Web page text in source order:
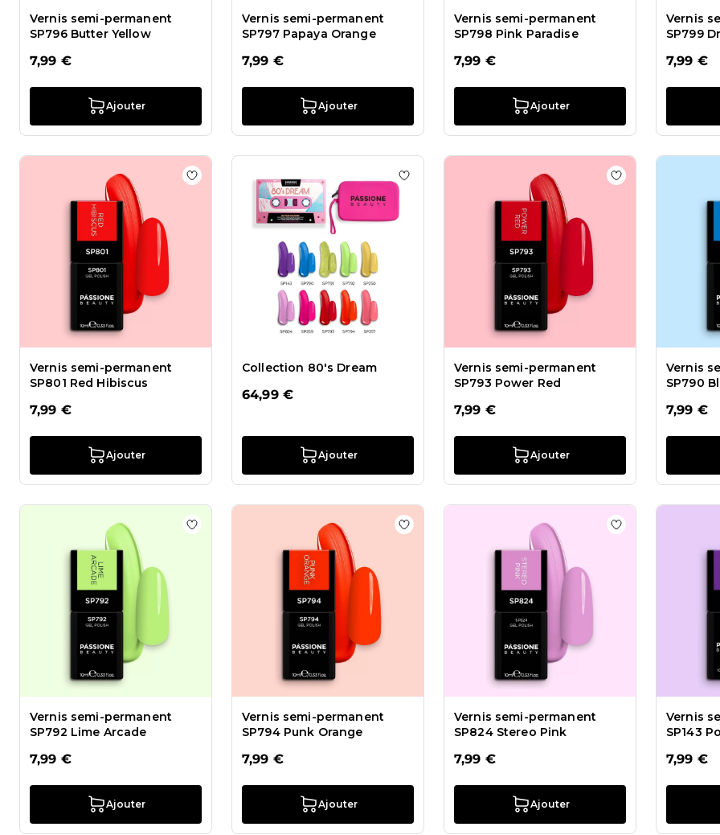
Vernis semi-permanent
SP796 Butter Yellow
7,99 €
Ajouter
Vernis semi-permanent
SP797 Papaya Orange
7,99 €
Ajouter
Vernis semi-permanent
SP798 Pink Paradise
7,99 €
Ajouter
Vernis
SP799
7,99 €
Vernis semi-permanent
SP801 Red Hibiscus
7,99 €
Ajouter
Ajouter à la liste de souhaits Vernis semi-permanent SP801 Red Hibiscus
Collection 80's Dream
64,99 €
Ajouter
Ajouter à la liste de souhaits Collection 80's Dream
Vernis semi-permanent
SP793 Power Red
7,99 €
Ajouter
Ajouter à la liste
Vernis
SP790
7,99 €
Vernis semi-permanent
SP792 Lime Arcade
7,99 €
Ajouter
Ajouter à la liste de souhaits Vernis semi-permanent SP792 Lime Arcade
Vernis semi-permanent
SP794 Punk Orange
7,99 €
Ajouter
Ajouter à la liste de souhaits Vernis semi-permanent
Vernis semi-permanent
SP824 Stereo Pink
7,99 €
Ajouter
Ajouter à la liste
Vernis
SP143
7,99 €